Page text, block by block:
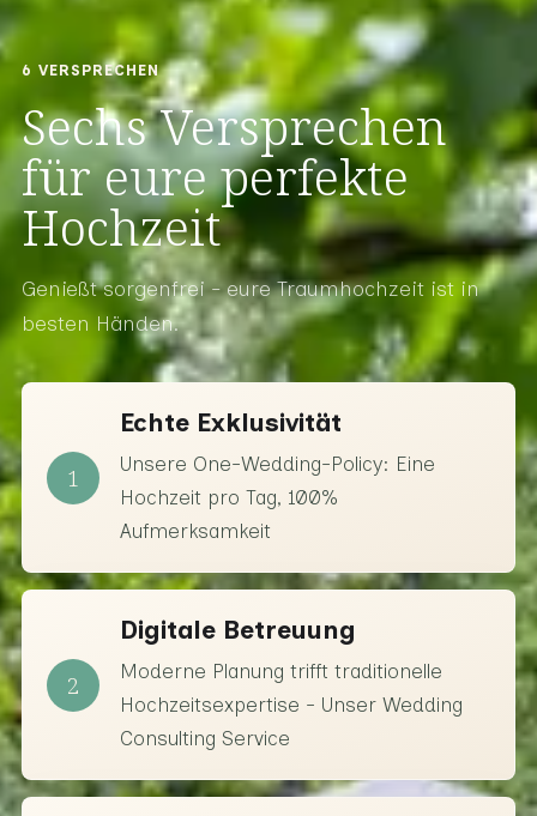
6 VERSPRECHEN
Sechs Versprechen
für eure perfekte
Hochzeit
Genießt sorgenfrei - eure Traumhochzeit ist in
besten Händen.
1
Echte Exklusivität
Unsere One-Wedding-Policy: Eine
Hochzeit pro Tag, 100%
Aufmerksamkeit
2
Digitale Betreuung
Moderne Planung trifft traditionelle
Hochzeitsexpertise - Unser Wedding
Consulting Service